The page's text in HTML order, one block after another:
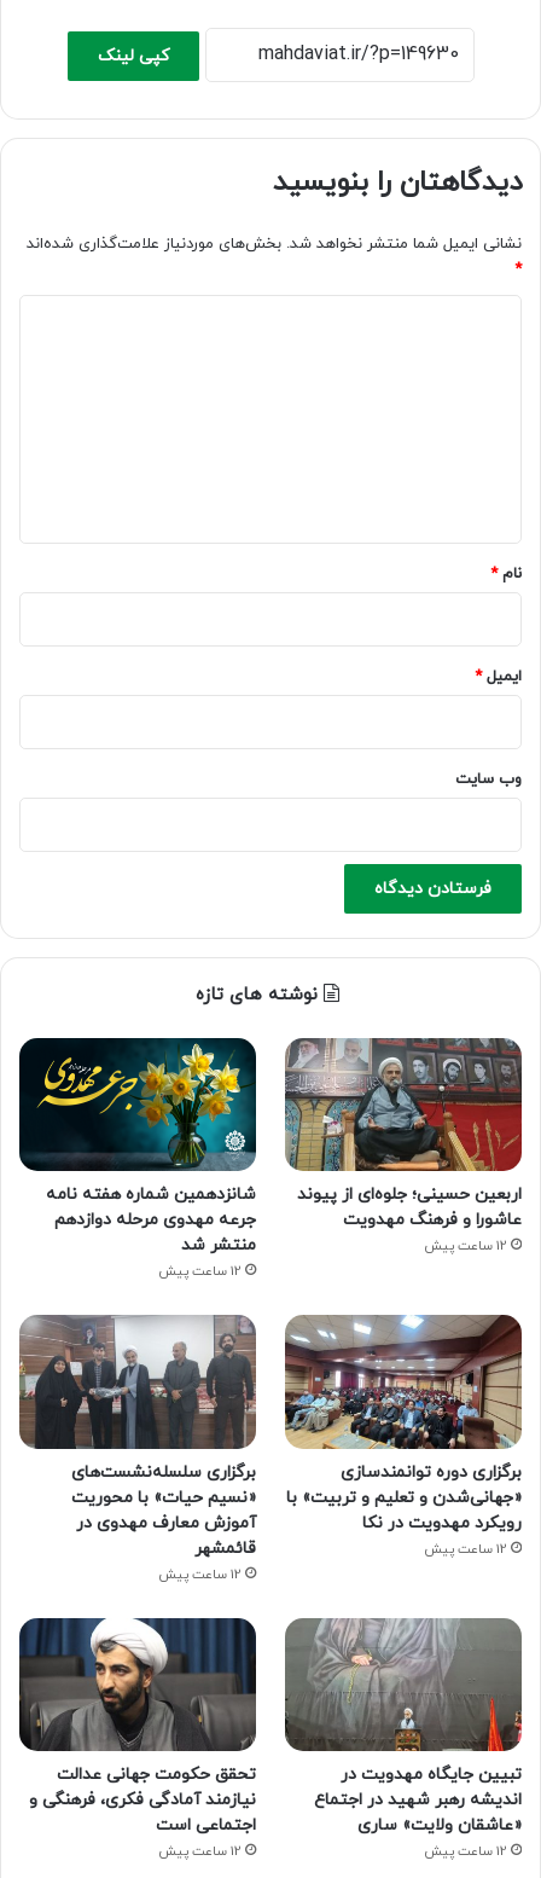
کپی لینک
دیدگاهتان را بنویسید
نشانی ایمیل شما منتشر نخواهد شد. بخش‌های موردنیاز علامت‌گذاری شده‌اند
*
نام*
ایمیل*
وب‌ سایت
نوشته های تازه
اربعین حسینی؛ جلوه‌ای از پیوند
عاشورا و فرهنگ مهدویت
12 ساعت پیش
شانزدهمین شماره هفته‌ نامه
جرعه مهدوی مرحله دوازدهم
منتشر شد
12 ساعت پیش
برگزاری دوره توانمندسازی
«جهانی‌شدن و تعلیم و تربیت» با
رویکرد مهدویت در نکا
12 ساعت پیش
برگزاری سلسله‌نشست‌های
«نسیم حیات» با محوریت
آموزش معارف مهدوی در
قائمشهر
12 ساعت پیش
تبیین جایگاه مهدویت در
اندیشه رهبر شهید در اجتماع
«عاشقان ولایت» ساری
12 ساعت پیش
تحقق حکومت جهانی عدالت
نیازمند آمادگی فکری، فرهنگی و
اجتماعی است
12 ساعت پیش